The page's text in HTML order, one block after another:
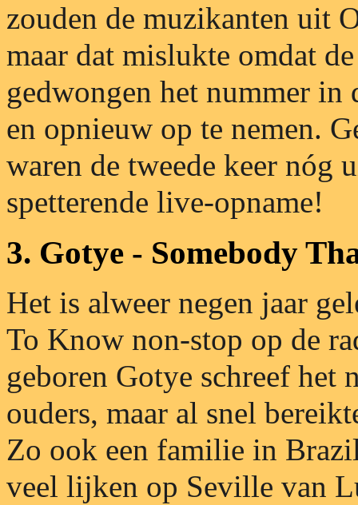
zouden de muzikanten uit
maar dat mislukte omdat
gedwongen het nummer in
en opnieuw op te nemen.
waren de tweede keer nóg
spetterende live-opname!
3. Gotye - Somebody
Het is alweer negen jaar
To Know non-stop op de
geboren Gotye schreef het
ouders, maar al snel
Zo ook een familie in
veel lijken op Seville van